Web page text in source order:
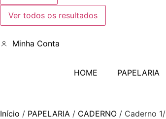
Ver todos os resultados
Minha Conta
HOME PAPELARIA
Início / PAPELARIA / CADERNO / Caderno